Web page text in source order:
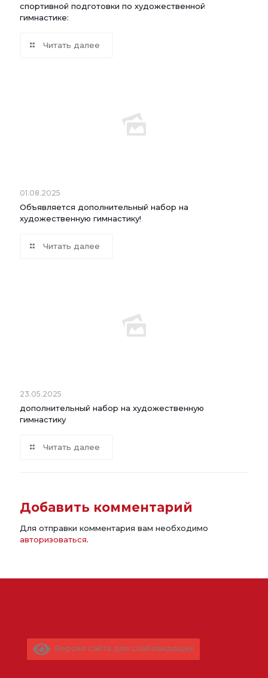
спортивной подготовки по художественной
гимнастике:
Читать далее
01.08.2025
Объявляется дополнительный набор на
художественную гимнастику!
Читать далее
23.05.2025
дополнительный набор на художественную
гимнастику
Читать далее
Добавить комментарий
Для отправки комментария вам необходимо
авторизоваться.
Версия сайта для слабовидящих